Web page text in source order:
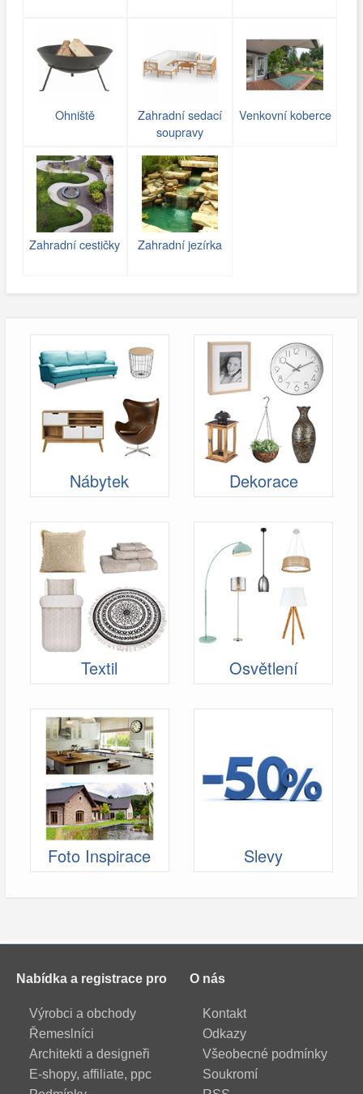
Ohniště
Zahradní sedací
soupravy
Venkovní koberce
Zahradní cestičky Zahradní jezírka
Nábytek Dekorace
Textil Osvětlení
Foto Inspirace Slevy
Nabídka a registrace pro
Výrobci a obchody
Řemeslníci
Architekti a designeři
E-shopy, affiliate, ppc
O nás
Kontakt
Odkazy
Všeobecné podmínky
Soukromí